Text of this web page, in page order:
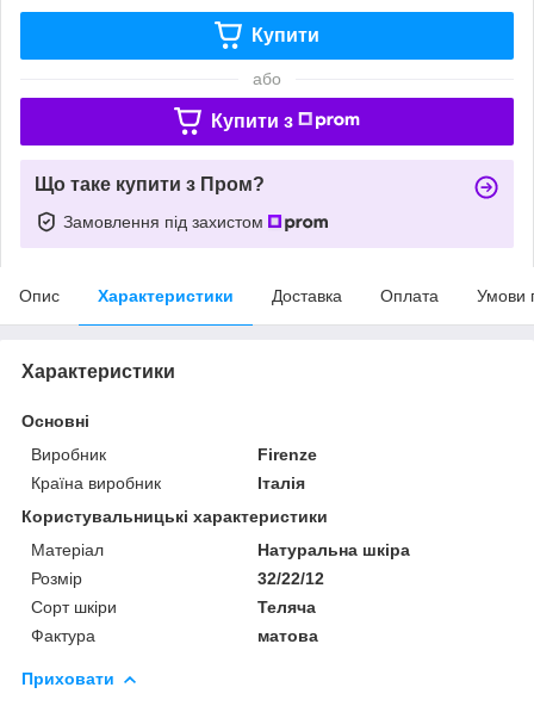
Купити
або
Купити з
Що таке купити з Пром?
Замовлення під захистом
Опис Характеристики Доставка Оплата Умови
Характеристики
Основні
Виробник
Firenze
Країна виробник
Італія
Користувальницькі характеристики
Матеріал
Натуральна шкіра
Розмір
32/22/12
Сорт шкіри
Теляча
Фактура
матова
Приховати